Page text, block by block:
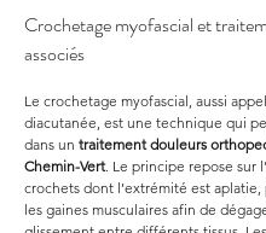
Crochetage myofascial et
associés
Le crochetage myofascial, aussi
diacutanée, est une technique qui
dans un traitement douleurs
Chemin-Vert. Le principe repose sur
crochets dont l’extrémité est aplatie,
les gaines musculaires afin de